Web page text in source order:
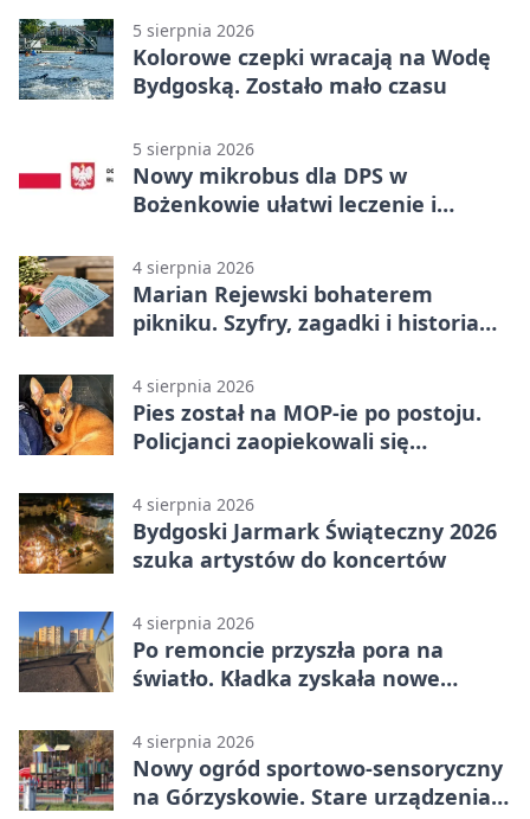
5 sierpnia 2026
Kolorowe czepki wracają na Wodę
Bydgoską. Zostało mało czasu
5 sierpnia 2026
Nowy mikrobus dla DPS w
Bożenkowie ułatwi leczenie i
4 sierpnia 2026
Marian Rejewski bohaterem
pikniku. Szyfry, zagadki i historia
4 sierpnia 2026
Pies został na MOP-ie po postoju.
Policjanci zaopiekowali się
4 sierpnia 2026
Bydgoski Jarmark Świąteczny 2026
szuka artystów do koncertów
4 sierpnia 2026
Po remoncie przyszła pora na
światło. Kładka zyskała nowe
4 sierpnia 2026
Nowy ogród sportowo-sensoryczny
na Górzyskowie. Stare urządzenia